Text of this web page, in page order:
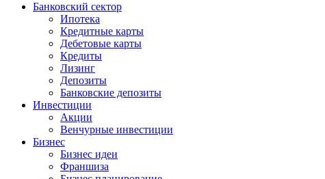
Банковский сектор
Ипотека
Кредитные карты
Дебетовые карты
Кредиты
Лизинг
Депозиты
Банковские депозиты
Инвестиции
Акции
Венчурные инвестиции
Бизнес
Бизнес идеи
Франшиза